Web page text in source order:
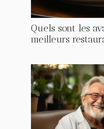
Quels sont les
meilleurs